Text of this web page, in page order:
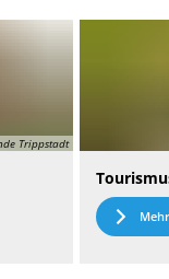
Trippstadt
Mehr